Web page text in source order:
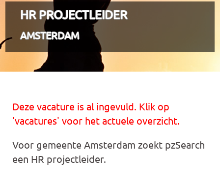
HR PROJECTLEIDER
AMSTERDAM
Deze vacature is al ingevuld. Klik op
'vacatures' voor het actuele overzicht.
Voor gemeente Amsterdam zoekt pzSearch
een HR projectleider.